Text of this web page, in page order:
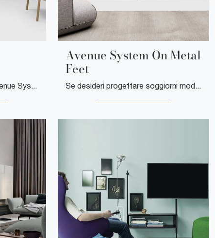
Clicca e scopri il modello Avenue System Suspended Kristalia: questo mobile per la TV in laccato opaco è tra le più originali soluzioni per il living.
Avenue System On Metal
Feet
Se desideri progettare soggiorni moderni, entra e scopri il mobile porta tv Avenue System On Metal Feet della firma Kristalia, fatto in melaminico